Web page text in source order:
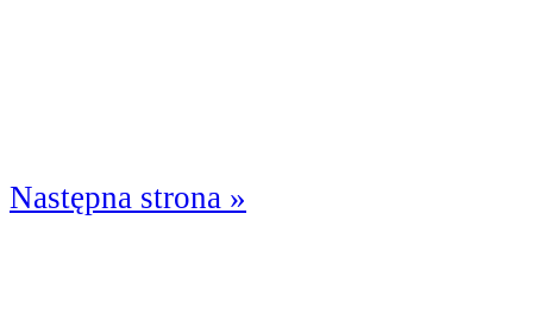
Następna strona »